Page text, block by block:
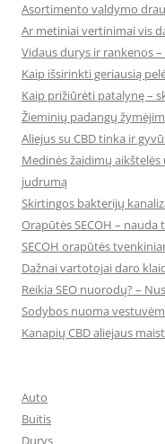
Asortimento valdymo
Ar metiniai vertinimai vis
Vidaus durys ir rankenos –
Kaip išsirinkti geriausią
Kaip prižiūrėti patalynę –
Žieminių padangų
Aliejus su CBD tinka ir
Medinės žaidimų
judrumą
Skirtingos bakterijų
Orapūtės SECOH – nauda
SECOH orapūtės
Dažnai vartotojai daro
Reikia SEO nuorodų? –
Sodybos nuoma
Kanapių CBD aliejaus
Auto
Buitis
Durys